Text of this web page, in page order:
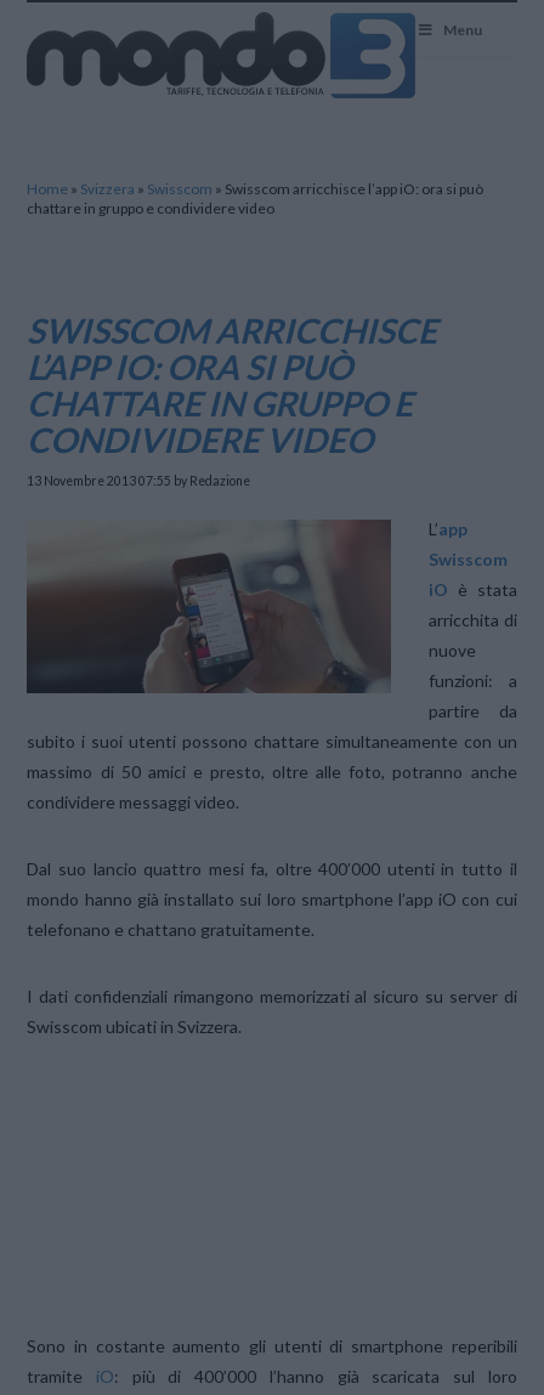
Menu
Home » Svizzera » Swisscom » Swisscom arricchisce l’app iO: ora si può
chattare in gruppo e condividere video
SWISSCOM ARRICCHISCE
L’APP IO: ORA SI PUÒ
CHATTARE IN GRUPPO E
CONDIVIDERE VIDEO
13 Novembre 2013 07:55 by Redazione
L’app
Swisscom
iO è stata
arricchita di
nuove
funzioni: a
partire da
subito i suoi utenti possono chattare simultaneamente con un
massimo di 50 amici e presto, oltre alle foto, potranno anche
condividere messaggi video.
Dal suo lancio quattro mesi fa, oltre 400’000 utenti in tutto il
mondo hanno già installato sui loro smartphone l’app iO con cui
telefonano e chattano gratuitamente.
I dati confidenziali rimangono memorizzati al sicuro su server di
Swisscom ubicati in Svizzera.
Sono in costante aumento gli utenti di smartphone reperibili
tramite iO: più di 400’000 l’hanno già scaricata sul loro